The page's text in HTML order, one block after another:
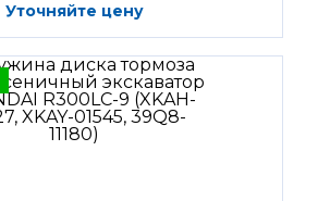
Уточняйте цену